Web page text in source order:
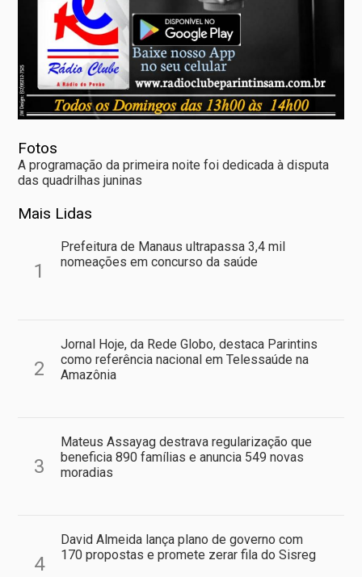
Fotos
A programação da primeira noite foi dedicada à disputa
das quadrilhas juninas
Mais Lidas
1
Prefeitura de Manaus ultrapassa 3,4 mil
nomeações em concurso da saúde
2
Jornal Hoje, da Rede Globo, destaca Parintins
como referência nacional em Telessaúde na
Amazônia
3
Mateus Assayag destrava regularização que
beneficia 890 famílias e anuncia 549 novas
moradias
4
David Almeida lança plano de governo com
170 propostas e promete zerar fila do Sisreg